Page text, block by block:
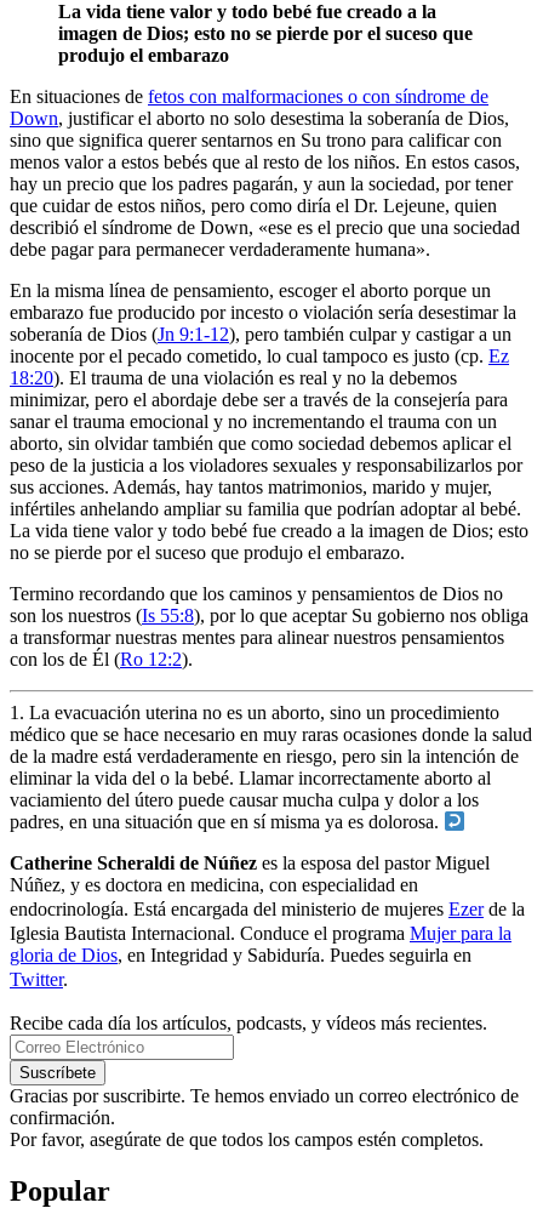
La vida tiene valor y todo bebé fue creado a la
imagen de Dios; esto no se pierde por el suceso que
produjo el embarazo
En situaciones de fetos con malformaciones o con síndrome de
Down, justificar el aborto no solo desestima la soberanía de Dios,
sino que significa querer sentarnos en Su trono para calificar con
menos valor a estos bebés que al resto de los niños. En estos casos,
hay un precio que los padres pagarán, y aun la sociedad, por tener
que cuidar de estos niños, pero como diría el Dr. Lejeune, quien
describió el síndrome de Down, «ese es el precio que una sociedad
debe pagar para permanecer verdaderamente humana».
En la misma línea de pensamiento, escoger el aborto porque un
embarazo fue producido por incesto o violación sería desestimar la
soberanía de Dios (Jn 9:1-12), pero también culpar y castigar a un
inocente por el pecado cometido, lo cual tampoco es justo (cp. Ez
18:20). El trauma de una violación es real y no la debemos
minimizar, pero el abordaje debe ser a través de la consejería para
sanar el trauma emocional y no incrementando el trauma con un
aborto, sin olvidar también que como sociedad debemos aplicar el
peso de la justicia a los violadores sexuales y responsabilizarlos por
sus acciones. Además, hay tantos matrimonios, marido y mujer,
infértiles anhelando ampliar su familia que podrían adoptar al bebé.
La vida tiene valor y todo bebé fue creado a la imagen de Dios; esto
no se pierde por el suceso que produjo el embarazo.
Termino recordando que los caminos y pensamientos de Dios no
son los nuestros (Is 55:8), por lo que aceptar Su gobierno nos obliga
a transformar nuestras mentes para alinear nuestros pensamientos
con los de Él (Ro 12:2).
1. La evacuación uterina no es un aborto, sino un procedimiento
médico que se hace necesario en muy raras ocasiones donde la salud
de la madre está verdaderamente en riesgo, pero sin la intención de
eliminar la vida del o la bebé. Llamar incorrectamente aborto al
vaciamiento del útero puede causar mucha culpa y dolor a los
padres, en una situación que en sí misma ya es dolorosa.
​Catherine Scheraldi de Núñez es la esposa del pastor Miguel
Núñez, y es doctora en medicina, con especialidad en
endocrinología. Está encargada del ministerio de mujeres Ezerde la
Iglesia Bautista Internacional. Conduce el programa Mujer para la
gloria de Dios, en Integridad y Sabiduría. Puedes seguirla en
Twitter.
Recibe cada día los artículos, podcasts, y vídeos más recientes.
Gracias por suscribirte. Te hemos enviado un correo electrónico de
confirmación.
Por favor, asegúrate de que todos los campos estén completos.
Popular